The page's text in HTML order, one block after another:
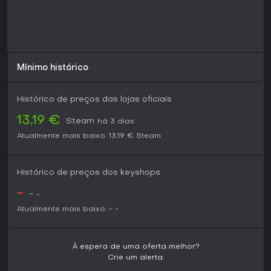
Mínimo histórico
Histórico de preços das lojas oficiais
13,19 € Steam
há 3 dias
Atualmente mais baixo: 13,19 € Steam
Histórico de preços dos keyshops
- - -
Atualmente mais baixo: - -
À espera de uma oferta melhor?
Crie um alerta.